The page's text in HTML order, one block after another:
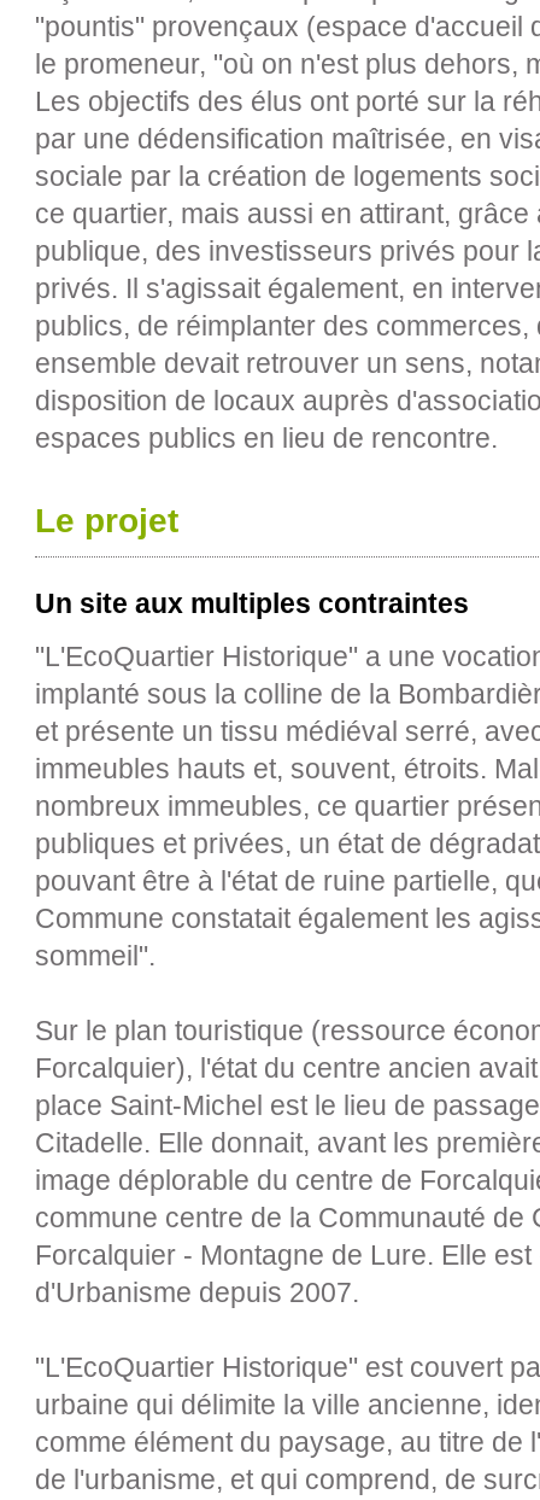
"pountis" provençaux (espace d'accueil
le promeneur, "où on n'est plus dehors,
Les objectifs des élus ont porté sur la
par une dédensification maîtrisée, en
sociale par la création de logements
ce quartier, mais aussi en attirant,
publique, des investisseurs privés pour
privés. Il s'agissait également, en
publics, de réimplanter des
ensemble devait retrouver un sens,
disposition de locaux auprès
espaces publics en lieu de rencontre.
Le projet
Un site aux multiples contraintes
"L'EcoQuartier Historique" a une
implanté sous la colline de la
et présente un tissu médiéval serré,
immeubles hauts et, souvent, étroits.
nombreux immeubles, ce quartier
publiques et privées, un état de
pouvant être à l'état de ruine partielle,
Commune constatait également les
sommeil".
Sur le plan touristique (ressource
Forcalquier), l'état du centre ancien
place Saint-Michel est le lieu de
Citadelle. Elle donnait, avant les
image déplorable du centre de
commune centre de la Communauté de
Forcalquier - Montagne de Lure. Elle
d'Urbanisme depuis 2007.
"L'EcoQuartier Historique" est couvert
urbaine qui délimite la ville ancienne,
comme élément du paysage, au titre de
de l'urbanisme, et qui comprend, de